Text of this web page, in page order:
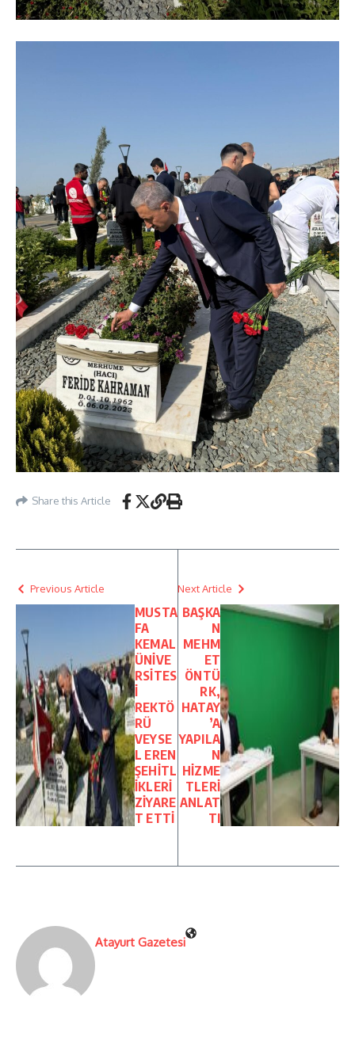
Share this Article
Previous Article
MUSTA
FA
KEMAL
ÜNİVE
RSİTES
İ
REKTÖ
RÜ
VEYSE
L EREN
ŞEHİTL
İKLERİ
ZİYARE
T ETTİ
Next Article
BAŞKA
N
MEHM
ET
ÖNTÜ
RK,
HATAY
’A
YAPILA
N
HİZME
TLERİ
ANLAT
TI
Atayurt Gazetesi